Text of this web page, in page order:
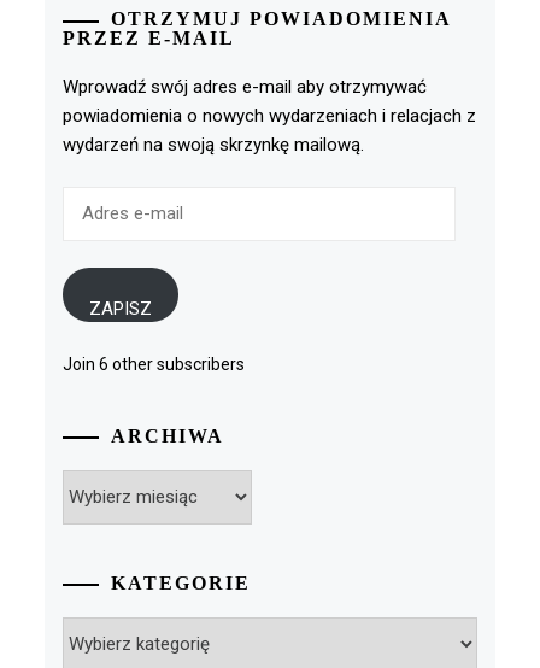
OTRZYMUJ POWIADOMIENIA
PRZEZ E-MAIL
Wprowadź swój adres e-mail aby otrzymywać
powiadomienia o nowych wydarzeniach i relacjach z
wydarzeń na swoją skrzynkę mailową.
ZAPISZ
Join 6 other subscribers
ARCHIWA
KATEGORIE